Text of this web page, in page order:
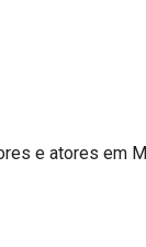
e atores em